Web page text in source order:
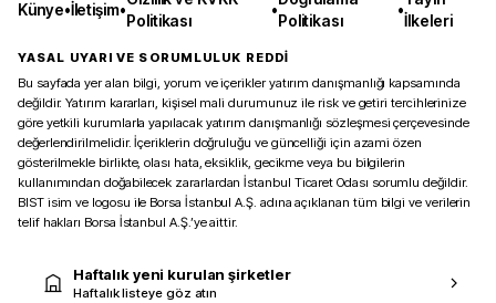
Künye•İletişim•
Politikası
•
Politikası
•
İlkeleri
YASAL UYARI VE SORUMLULUK REDDİ
Bu sayfada yer alan bilgi, yorum ve içerikler yatırım danışmanlığı kapsamında
değildir. Yatırım kararları, kişisel mali durumunuz ile risk ve getiri tercihlerinize
göre yetkili kurumlarla yapılacak yatırım danışmanlığı sözleşmesi çerçevesinde
değerlendirilmelidir. İçeriklerin doğruluğu ve güncelliği için azami özen
gösterilmekle birlikte, olası hata, eksiklik, gecikme veya bu bilgilerin
kullanımından doğabilecek zararlardan İstanbul Ticaret Odası sorumlu değildir.
BIST isim ve logosu ile Borsa İstanbul A.Ş. adına açıklanan tüm bilgi ve verilerin
telif hakları Borsa İstanbul A.Ş.’ye aittir.
Haftalık yeni kurulan şirketler
Haftalık listeye göz atın